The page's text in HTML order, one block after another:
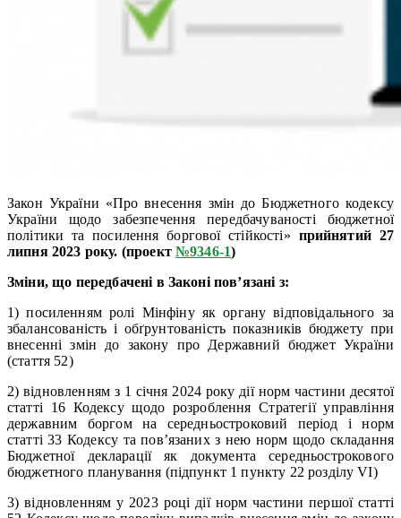
Закон України «Про внесення змін до Бюджетного кодексу
України щодо забезпечення передбачуваності бюджетної
політики та посилення боргової стійкості» прийнятий 27
липня 2023 року. (проект№9346-1)
Зміни, що передбачені в Законі пов’язані з:
1) посиленням ролі Мінфіну як органу відповідального за
збалансованість і обґрунтованість показників бюджету при
внесенні змін до закону про Державний бюджет України
(стаття 52)
2) відновленням з 1 січня 2024 року дії норм частини десятої
статті 16 Кодексу щодо розроблення Стратегії управління
державним боргом на середньостроковий період і норм
статті 33 Кодексу та пов’язаних з нею норм щодо складання
Бюджетної декларації як документа середньострокового
бюджетного планування (підпункт 1 пункту 22 розділу VI)
3) відновленням у 2023 році дії норм частини першої статті